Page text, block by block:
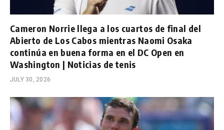
Cameron Norrie llega a los cuartos de final del
Abierto de Los Cabos mientras Naomi Osaka
continúa en buena forma en el DC Open en
Washington | Noticias de tenis
JULY 30, 2026